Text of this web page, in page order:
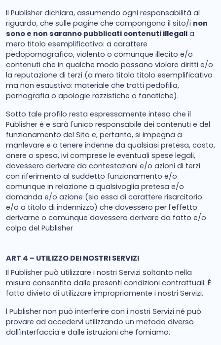
Il Publisher dichiara, assumendo ogni responsabilità al
riguardo, che sulle pagine che compongono il sito/i non
sono e non saranno pubblicati contenuti illegali a
mero titolo esemplificativo: a carattere
pedopornografico, violento o comunque illecito e/o
contenuti che in qualche modo possano violare diritti e/o
la reputazione di terzi (a mero titolo titolo esemplificativo
ma non esaustivo: materiale che tratti pedofilia,
pornografia o apologie razzistiche o fanatiche).
Sotto tale profilo resta espressamente inteso che il
Publisher è e sarà l'unico responsabile dei contenuti e del
funzionamento del Sito e, pertanto, si impegna a
manlevare e a tenere indenne da qualsiasi pretesa, costo,
onere o spesa, ivi comprese le eventuali spese legali,
dovessero derivare da contestazioni e/o azioni di terzi
con riferimento al suddetto funzionamento e/o
comunque in relazione a qualsivoglia pretesa e/o
domanda e/o azione (sia essa di carattere risarcitorio
e/o a titolo di indennizzo) che dovessero per l'effetto
derivarne o comunque dovessero derivare da fatto e/o
colpa del Publisher
ART 4 – UTILIZZO DEI NOSTRI SERVIZI
Il Publisher può utilizzare i nostri Servizi soltanto nella
misura consentita dalle presenti condizioni contrattuali. È
fatto divieto di utilizzare impropriamente i nostri Servizi.
l Publisher non può interferire con i nostri Servizi né può
provare ad accedervi utilizzando un metodo diverso
dall'interfaccia e dalle istruzioni che forniamo.